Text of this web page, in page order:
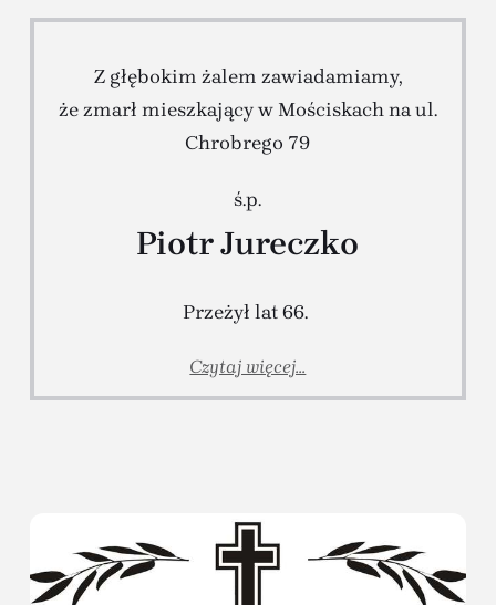
Z głębokim żalem zawiadamiamy,
że zmarł mieszkający w Mościskach na ul.
Chrobrego 79
ś.p.
Piotr Jureczko
Przeżył lat 66.
Czytaj więcej...